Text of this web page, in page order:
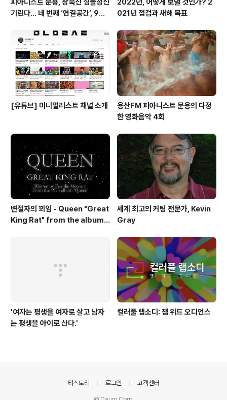
피아니스트 문용, 장욱진 심플정신
기린다… 네 번째 ‘연결공간’, 9월
2022년, 어떻게 보낼 것인가? 2
021년 점검과 새해 목표
[유튜브] 미니멀리스트 채널 소개
용산FM 피아니스트 문용의 다정
한 영화음악 4회
변절자의 꾀임 - Queen "Great
King Rat" from the album
세계 최고의 커팅 전문가, Kevin
Gray
'여자는 평생을 여자로 살고 남자
는 평생을 아이로 산다.'
컬러풀 랩소디: 잼 위드 오디언스
티스토리 로그인 고객센터